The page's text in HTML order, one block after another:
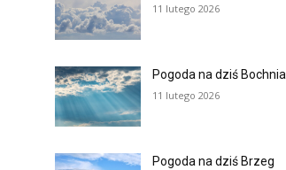
11 lutego 2026
Pogoda na dziś Bochnia
11 lutego 2026
Pogoda na dziś Brzeg